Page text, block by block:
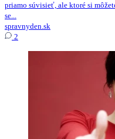
priamo súvisieť, ale ktoré si
se...
spravnyden.sk
2